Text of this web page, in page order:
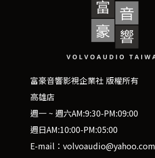
富豪音響影視企業社 版權所有
高雄店
週一 ~ 週六AM:9:30-PM:09:00
週日AM:10:00-PM:05:00
E-mail：